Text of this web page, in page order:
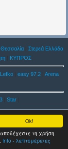
Ok!
τη χρήση
Info - λεπτομέρειες
Θεσσαλία| Στερεά Ελλάδα
ΚΥΠΡΟΣ
| easy 97.2| Arena
| Star|